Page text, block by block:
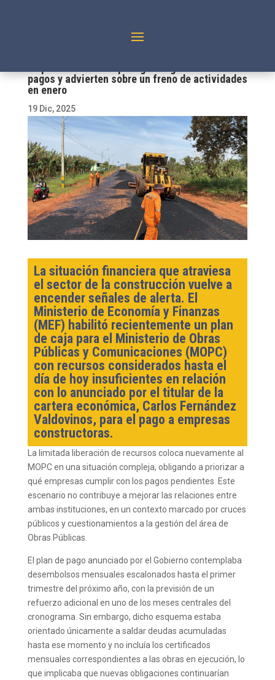
pagos y advierten sobre un freno de actividades
en enero
19 Dic, 2025
La situación financiera que atraviesa
el sector de la construcción vuelve a
encender señales de alerta. El
Ministerio de Economía y Finanzas
(MEF) habilitó recientemente un plan
de caja para el Ministerio de Obras
Públicas y Comunicaciones (MOPC)
con recursos considerados hasta el
día de hoy insuficientes en relación
con lo anunciado por el titular de la
cartera económica, Carlos Fernández
Valdovinos, para el pago a empresas
constructoras.
La limitada liberación de recursos coloca nuevamente al
MOPC en una situación compleja, obligando a priorizar a
qué empresas cumplir con los pagos pendientes. Este
escenario no contribuye a mejorar las relaciones entre
ambas instituciones, en un contexto marcado por cruces
públicos y cuestionamientos a la gestión del área de
Obras Públicas.
El plan de pago anunciado por el Gobierno contemplaba
desembolsos mensuales escalonados hasta el primer
trimestre del próximo año, con la previsión de un
refuerzo adicional en uno de los meses centrales del
cronograma. Sin embargo, dicho esquema estaba
orientado únicamente a saldar deudas acumuladas
hasta ese momento y no incluía los certificados
mensuales correspondientes a las obras en ejecución, lo
que implicaba que nuevas obligaciones continuarían